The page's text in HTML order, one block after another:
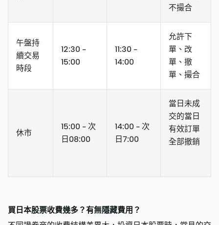
不撮合
午盤持
續交易
時段
12:30 -
15:00
11:30 -
14:00
允許下
單、改
單、撤
單、撮合
休市
15:00 - 次
日08:00
14:00 - 次
日7:00
當日未成
交的當日
有效訂單
全部撤銷
買日本股票收費幾多？有無隱藏費用？